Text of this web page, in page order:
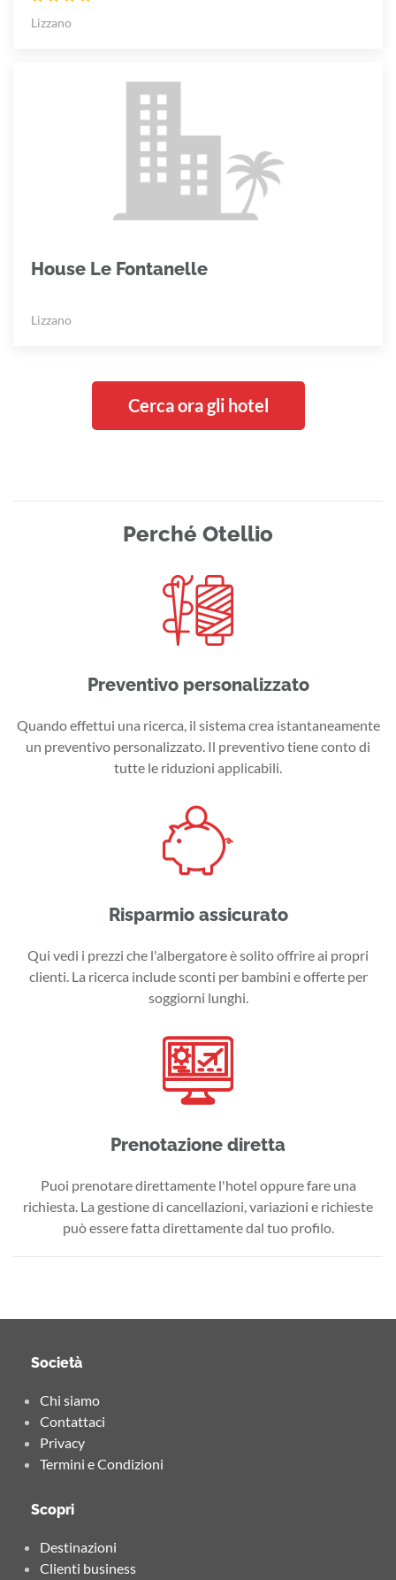
Lizzano
House Le Fontanelle
Lizzano
Cerca ora gli hotel
Perché Otellio
Preventivo personalizzato
Quando effettui una ricerca, il sistema crea istantaneamente
un preventivo personalizzato. Il preventivo tiene conto di
tutte le riduzioni applicabili.
Risparmio assicurato
Qui vedi i prezzi che l'albergatore è solito offrire ai propri
clienti. La ricerca include sconti per bambini e offerte per
soggiorni lunghi.
Prenotazione diretta
Puoi prenotare direttamente l'hotel oppure fare una
richiesta. La gestione di cancellazioni, variazioni e richieste
può essere fatta direttamente dal tuo profilo.
Società
Chi siamo
Contattaci
Privacy
Termini e Condizioni
Scopri
Destinazioni
Clienti business